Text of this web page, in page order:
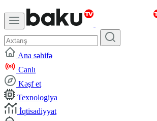
Ana səhifə
Canlı
Kəşf et
Texnologiya
İqtisadiyyat